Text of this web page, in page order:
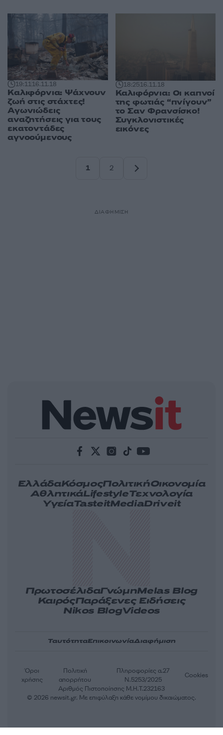
19:1116.11.18
Καλιφόρνια: Ψάχνουν
ζωή στις στάχτες!
Αγωνιώδεις
αναζητήσεις για τους
εκατοντάδες
αγνοούμενους
18:2516.11.18
Καλιφόρνια: Οι καπνοί
της φωτιάς “πνίγουν”
το Σαν Φρανσίσκο!
Συγκλονιστικές
εικόνες
1
2
ΔΙΑΦΗΜΙΣΗ
ΕλλάδαΚόσμοςΠολιτικήΟικονομία
ΑθλητικάLifestyleΤεχνολογία
ΥγείαTasteitMediaDriveit
ΠρωτοσέλιδαΓνώμηMelas Blog
ΚαιρόςΠαράξενες Ειδήσεις
Nikos BlogVideos
ΤαυτότηταΕπικοινωνίαΔιαφήμιση
Αριθμός Πιστοποίησης Μ.Η.Τ.232163
Όροι
χρήσης
Πολιτική
απορρήτου
Πληροφορίες α.27
Ν.5253/2025
Cookies
© 2026 newsit.gr. Με επιφύλαξη κάθε νομίμου δικαιώματος.